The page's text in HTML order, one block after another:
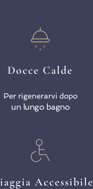
Docce Calde
Per rigenerarvi dopo
un lungo bagno
Accessibile